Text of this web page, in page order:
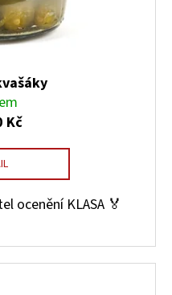
Kč
ocenění KLASA 🏅